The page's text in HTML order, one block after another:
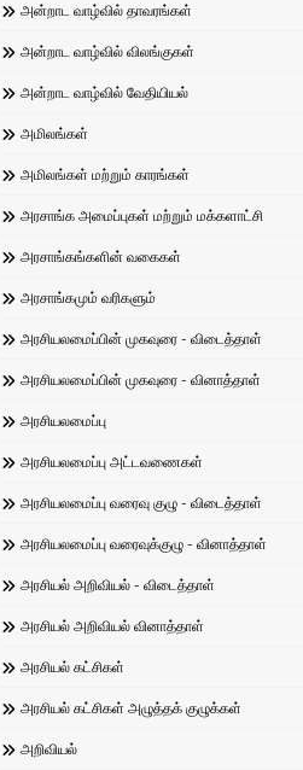
அன்றாட வாழ்வில் தாவரங்கள்
அன்றாட வாழ்வில் விலங்குகள்
அன்றாட வாழ்வில் வேதியியல்
அமிலங்கள்
அமிலங்கள் மற்றும் காரங்கள்
அரசாங்க அமைப்புகள் மற்றும் மக்களாட்சி
அரசாங்கங்களின் வகைகள்
அரசாங்கமும் வரிகளும்
அரசியலமைப்பின் முகவுரை - விடைத்தாள்
அரசியலமைப்பின் முகவுரை - வினாத்தாள்
அரசியலமைப்பு
அரசியலமைப்பு அட்டவணைகள்
அரசியலமைப்பு வரைவு குழு - விடைத்தாள்
அரசியலமைப்பு வரைவுக்குழு - வினாத்தாள்
அரசியல் அறிவியல் - விடைத்தாள்
அரசியல் அறிவியல் வினாத்தாள்
அரசியல் கட்சிகள்
அரசியல் கட்சிகள் அழுத்தக் குழுக்கள்
அறிவியல்